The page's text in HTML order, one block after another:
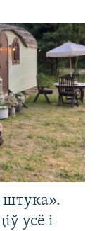
штука».
усё і